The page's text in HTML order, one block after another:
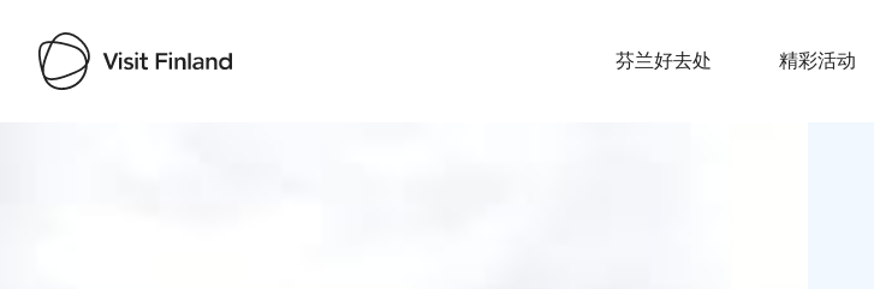
芬兰好去处 精彩活动